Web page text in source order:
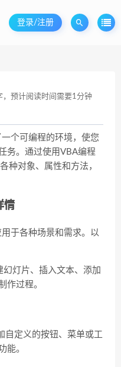
登录/注册
，预计阅读时间需要1分钟
个可编程的环境，使您
务。通过使用VBA编程
种对象、属性和方法，
情
于各种场景和需求。以
灯片、插入文本、添加
作过程。
自定义的按钮、菜单或工
能。